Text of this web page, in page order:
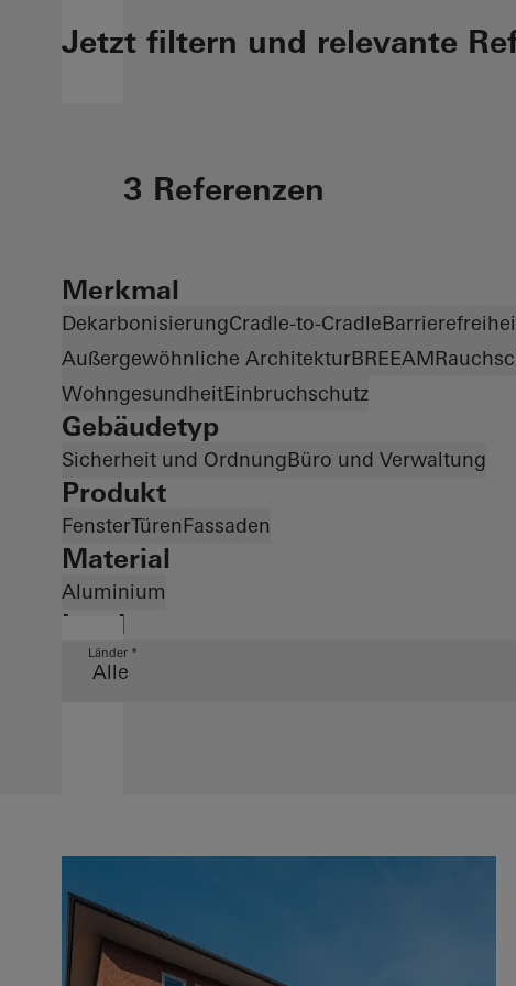
Jetzt filtern und relevante
3 Referenzen
Merkmal
DekarbonisierungCradle-to-Cradle
Außergewöhnliche ArchitekturBREEAM
WohngesundheitEinbruchschutz
Gebäudetyp
Sicherheit und OrdnungBüro und Verwaltung
Produkt
FensterTürenFassaden
Material
Aluminium
Land
Länder *